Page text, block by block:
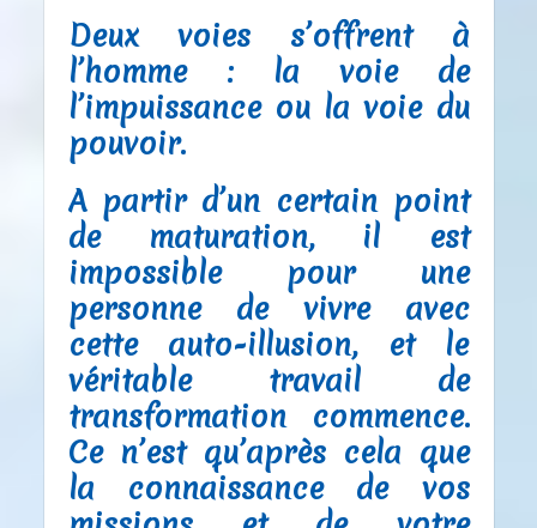
Deux voies s’offrent à
l’homme : la voie de
l’impuissance ou la voie du
pouvoir.
A partir d’un certain point
de maturation, il est
impossible pour une
personne de vivre avec
cette auto-illusion, et le
véritable travail de
transformation commence.
Ce n’est qu’après cela que
la connaissance de vos